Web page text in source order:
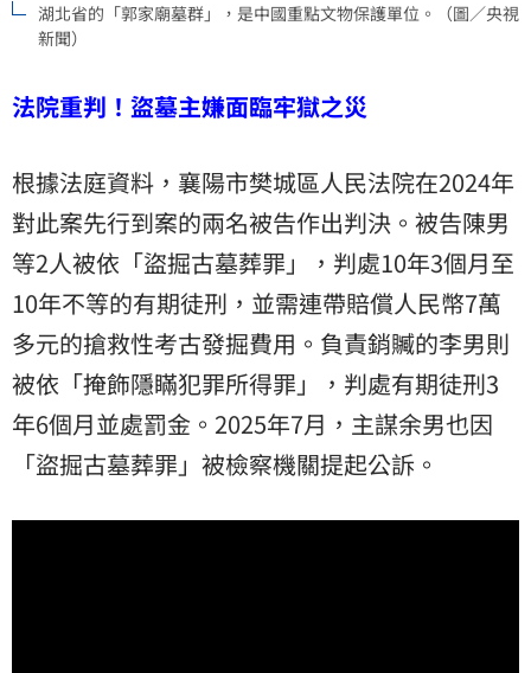
湖北省的「郭家廟墓群」，是中國重點文物保護單位。（圖／央視
新聞）
法院重判！盜墓主嫌面臨牢獄之災
根據法庭資料，襄陽市樊城區人民法院在2024年
對此案先行到案的兩名被告作出判決。被告陳男
等2人被依「盜掘古墓葬罪」，判處10年3個月至
10年不等的有期徒刑，並需連帶賠償人民幣7萬
多元的搶救性考古發掘費用。負責銷贓的李男則
被依「掩飾隱瞞犯罪所得罪」，判處有期徒刑3
年6個月並處罰金。2025年7月，主謀余男也因
「盜掘古墓葬罪」被檢察機關提起公訴。